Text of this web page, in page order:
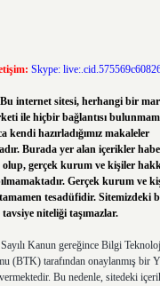
Skype:
Bu internet sitesi, herhangi bir
ile hiçbir bağlantısı
kendi hazırladığımız makaleler
Burada yer alan içerikler
olup, gerçek kurum ve kişiler
Gerçek kurum ve
tesadüfidir. Sitemizdeki
niteliği taşımazlar.
Kanun gereğince Bilgi
(BTK) tarafından onaylanmış bir
Bu nedenle, sitedeki